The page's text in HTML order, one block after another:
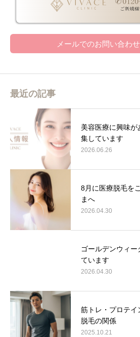
メールでのお問い合わ
最近の記事
美容医療に興味
集しています
2026.06.26
8月に医療脱毛を
まへ
2026.04.30
ゴールデンウィー
ています
2026.04.30
筋トレ・プロテイ
脱毛の関係
2025.10.21